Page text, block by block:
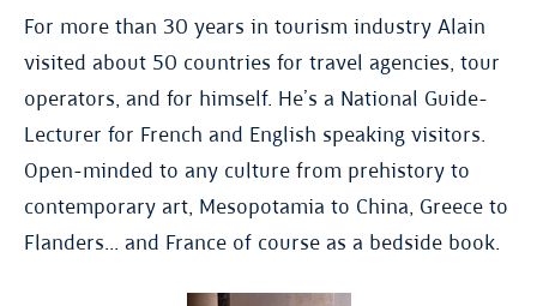
For more than 30 years in tourism industry Alain
visited about 50 countries for travel agencies, tour
operators, and for himself. He’s a National Guide-
Lecturer for French and English speaking visitors.
Open-minded to any culture from prehistory to
contemporary art, Mesopotamia to China, Greece to
Flanders... and France of course as a bedside book.